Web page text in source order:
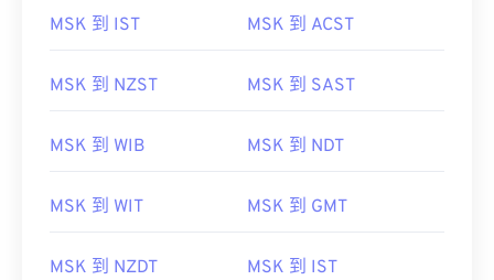
MSK 到 IST MSK 到 ACST
MSK 到 NZST MSK 到 SAST
MSK 到 WIB MSK 到 NDT
MSK 到 WIT MSK 到 GMT
MSK 到 NZDT MSK 到 IST